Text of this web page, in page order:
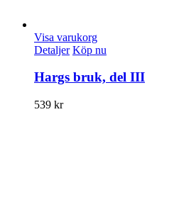
Visa varukorg
Detaljer Köp nu
Hargs bruk, del III
539 kr